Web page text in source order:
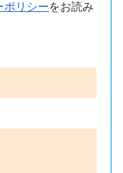
ポリシーをお読み